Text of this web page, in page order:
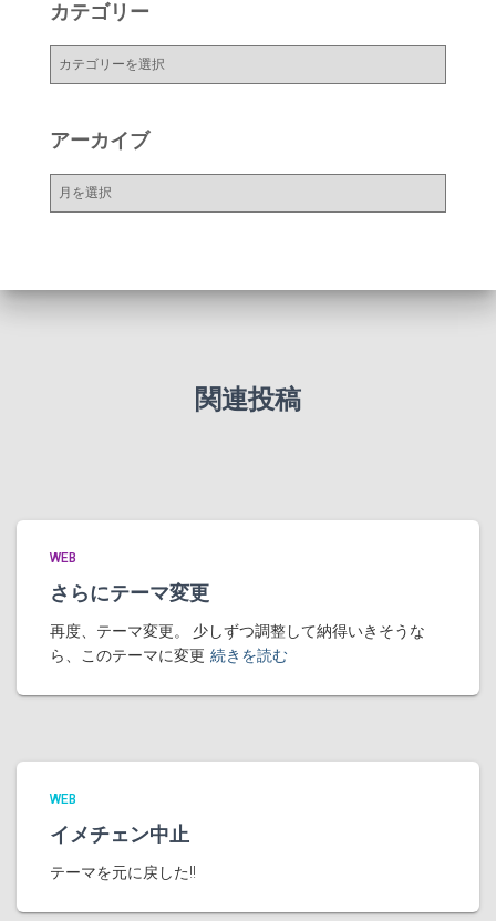
カテゴリー
ー
アーカイブ
ー
関連投稿
WEB
さらにテーマ変更
再度、テーマ変更。 少しずつ調整して納得いきそうな
ら、このテーマに変更 続きを読む
WEB
イメチェン中止
テーマを元に戻した!!